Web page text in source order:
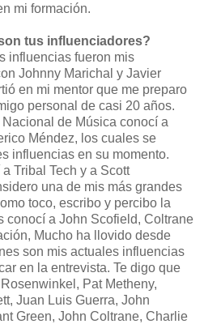
mi formación.
tus influenciadores?
influencias fueron mis
Johnny Marichal y Javier
en mi mentor que me preparo
personal de casi 20 años.
de Música conocí a
Méndez, los cuales se
influencias en su momento.
Tribal Tech y a Scott
una de mis más grandes
toco, escribo y percibo la
conocí a John Scofield, Coltrane
Mucho ha llovido desde
son mis actuales influencias
en la entrevista. Te digo que
Pat Metheny,
Juan Luis Guerra, John
Green, John Coltrane, Charlie